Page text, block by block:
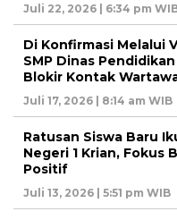
Juli 22, 2026 | 6:34 pm
Di Konfirmasi Melalui
SMP Dinas
Blokir Kontak
Juli 17, 2026 | 8:14 am WIB
Ratusan Siswa Baru
Negeri 1 Krian, Fokus
Positif
Juli 13, 2026 | 5:51 pm WIB